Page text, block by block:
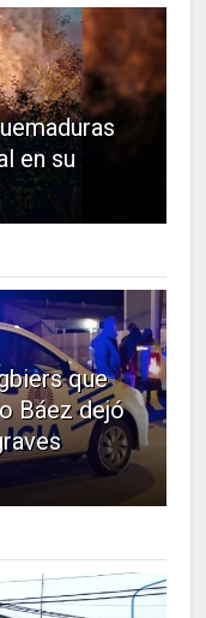
en su
que
Báez dejó